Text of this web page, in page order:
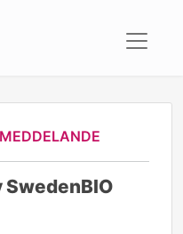
SwedenBIO